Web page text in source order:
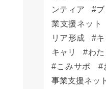
ンティア
業支援ネット
リア形成
キャリ
わ
こみサポ
事業支援ネット